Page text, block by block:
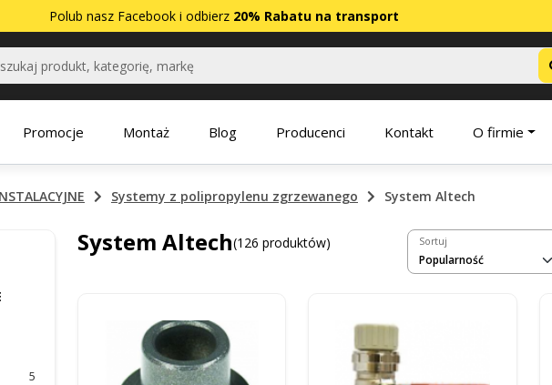
Polub nasz Facebook i odbierz 20% Rabatu na transport
Promocje Montaż Blog Producenci Kontakt O firmie
Systemy z polipropylenu zgrzewanego System Altech
5
System Altech(126 produktów) Sortuj